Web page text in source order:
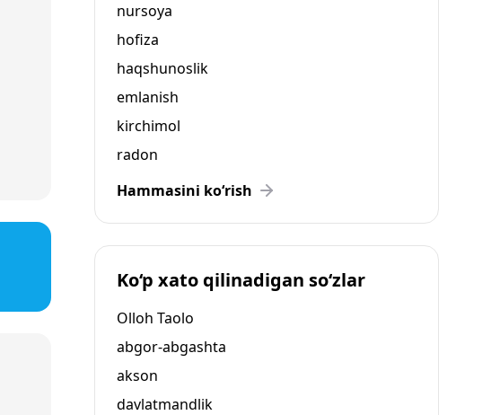
nursoya
hofiza
haqshunoslik
emlanish
kirchimol
radon
Hammasini ko‘rish
Ko‘p xato qilinadigan so‘zlar
Olloh Taolo
abgor-abgashta
akson
davlatmandlik